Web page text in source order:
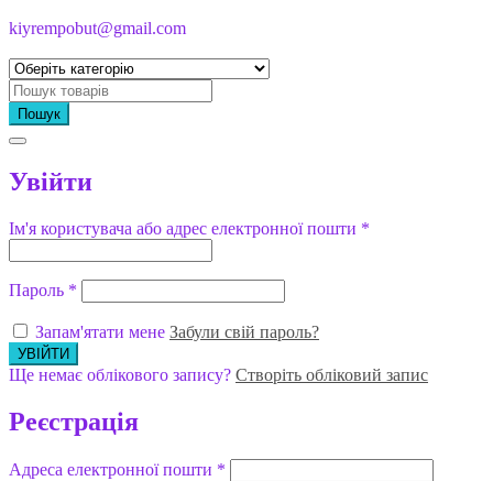
kiyrempobut@gmail.com
Пошук
Увійти
Ім'я користувача або адрес електронної пошти *
Пароль *
Запам'ятати мене Забули свій пароль?
Ще немає облікового запису? Створіть обліковий запис
Реєстрація
Адреса електронної пошти *